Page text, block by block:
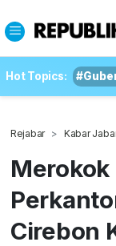
Hot Topics:
Rejabar Kabar
Cirebon